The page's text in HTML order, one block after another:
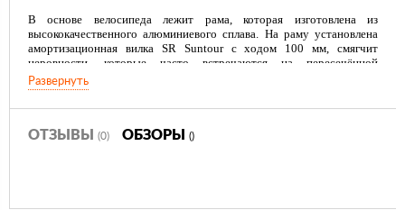
В основе велосипеда лежит рама, которая изготовлена из
высококачественного алюминиевого сплава. На раму установлена
амортизационная вилка SR Suntour с ходом 100 мм, смягчит
неровности, которые часто встречаются на пересечённой
местности.
Обладающие высокой прочностью, дисковые механические тормоза
двойные обода WEINMANN. Навесное оборудование Shimano
Развернуть
ОТЗЫВЫ (0) ОБЗОРЫ ()